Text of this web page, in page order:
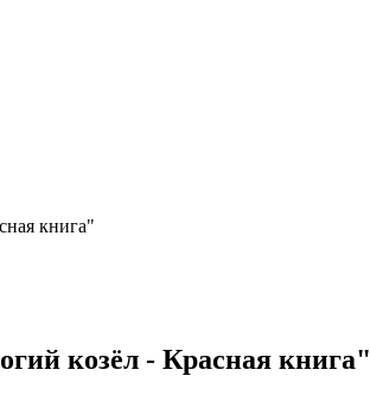
книга"
козёл - Красная книга"